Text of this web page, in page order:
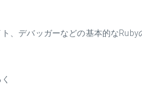
、デバッガーなどの基本的なRuby